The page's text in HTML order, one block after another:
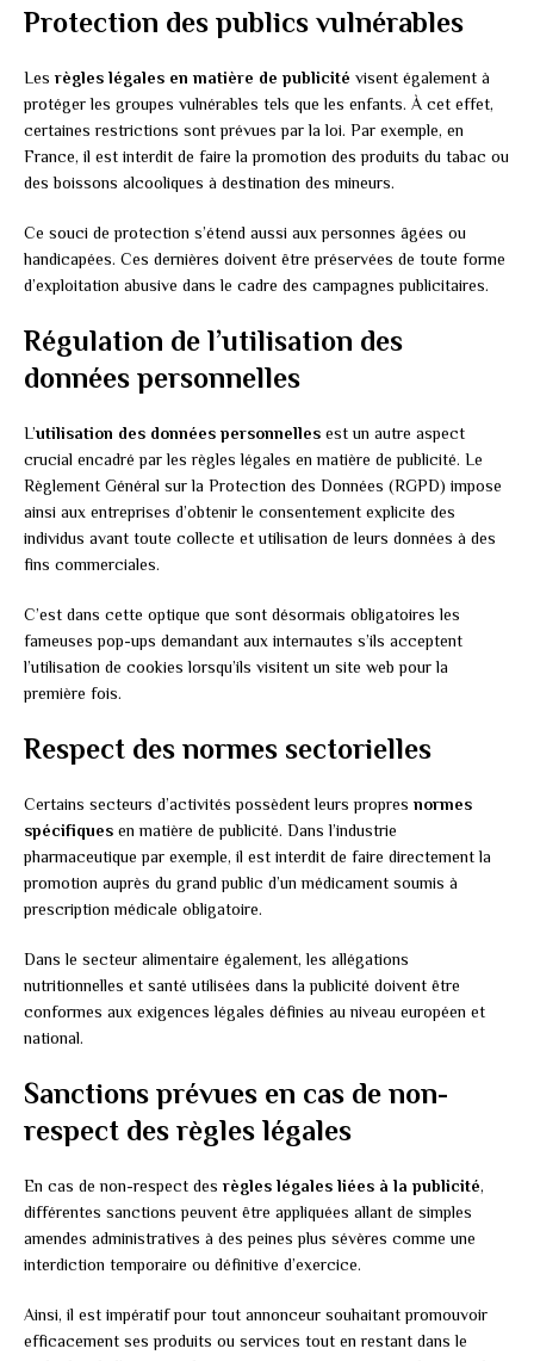
Protection des publics vulnérables
Les règles légales en matière de publicité visent également à
protéger les groupes vulnérables tels que les enfants. À cet effet,
certaines restrictions sont prévues par la loi. Par exemple, en
France, il est interdit de faire la promotion des produits du tabac ou
des boissons alcooliques à destination des mineurs.
Ce souci de protection s’étend aussi aux personnes âgées ou
handicapées. Ces dernières doivent être préservées de toute forme
d’exploitation abusive dans le cadre des campagnes publicitaires.
Régulation de l’utilisation des
données personnelles
L’utilisation des données personnelles est un autre aspect
crucial encadré par les règles légales en matière de publicité. Le
Règlement Général sur la Protection des Données (RGPD) impose
ainsi aux entreprises d’obtenir le consentement explicite des
individus avant toute collecte et utilisation de leurs données à des
fins commerciales.
C’est dans cette optique que sont désormais obligatoires les
fameuses pop-ups demandant aux internautes s’ils acceptent
l’utilisation de cookies lorsqu’ils visitent un site web pour la
première fois.
Respect des normes sectorielles
Certains secteurs d’activités possèdent leurs propres normes
spécifiques en matière de publicité. Dans l’industrie
pharmaceutique par exemple, il est interdit de faire directement la
promotion auprès du grand public d’un médicament soumis à
prescription médicale obligatoire.
Dans le secteur alimentaire également, les allégations
nutritionnelles et santé utilisées dans la publicité doivent être
conformes aux exigences légales définies au niveau européen et
national.
Sanctions prévues en cas de non-
respect des règles légales
En cas de non-respect des règles légales liées à la publicité,
différentes sanctions peuvent être appliquées allant de simples
amendes administratives à des peines plus sévères comme une
interdiction temporaire ou définitive d’exercice.
Ainsi, il est impératif pour tout annonceur souhaitant promouvoir
efficacement ses produits ou services tout en restant dans le